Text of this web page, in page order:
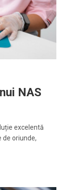
NAS
excelentă
de oriunde,